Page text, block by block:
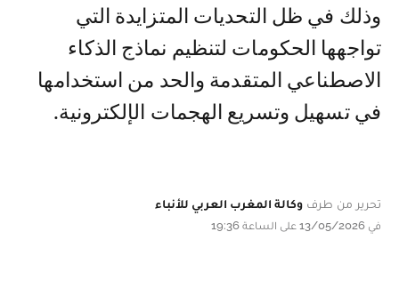
وذلك في ظل التحديات المتزايدة التي
تواجهها الحكومات لتنظيم نماذج الذكاء
الاصطناعي المتقدمة والحد من استخدامها
في تسهيل وتسريع الهجمات الإلكترونية.
تحرير من طرف وكالة المغرب العربي للأنباء
في 13/05/2026 على الساعة 19:36